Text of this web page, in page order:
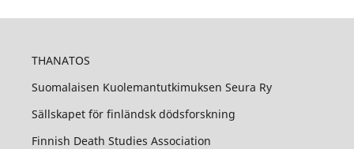
THANATOS
Suomalaisen Kuolemantutkimuksen Seura Ry
Sällskapet för finländsk dödsforskning
Finnish Death Studies Association